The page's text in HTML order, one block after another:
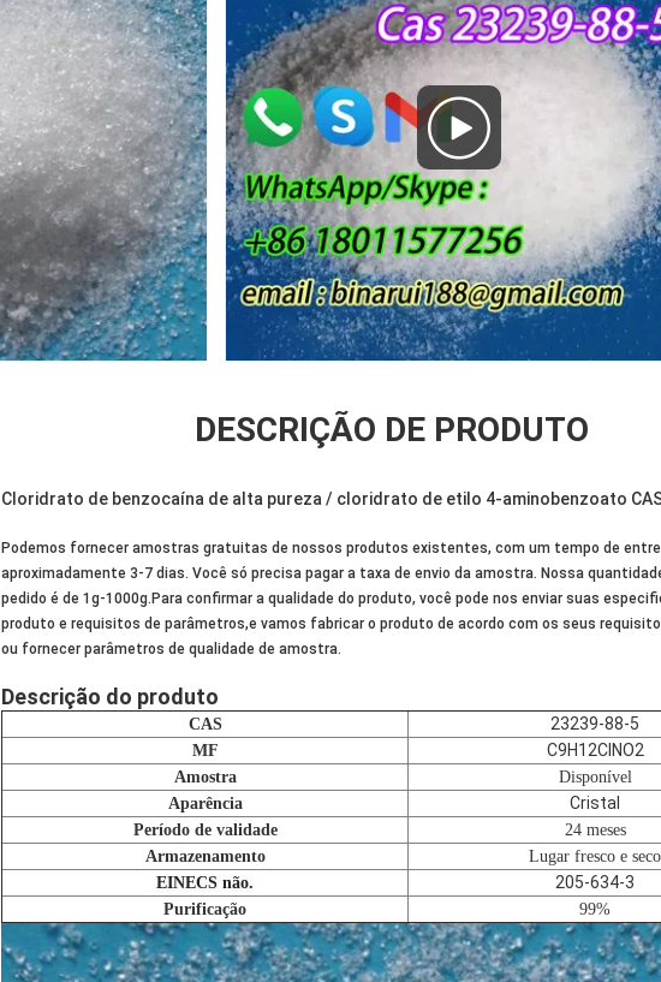
DESCRIÇÃO DE PRODUTO
Cloridrato de benzocaína de alta pureza / cloridrato de etilo 4-aminobenzoato
Podemos fornecer amostras gratuitas de nossos produtos existentes, com um tempo de
aproximadamente 3-7 dias. Você só precisa pagar a taxa de envio da amostra. Nossa
pedido é de 1g-1000g.Para confirmar a qualidade do produto, você pode nos enviar suas
produto e requisitos de parâmetros,e vamos fabricar o produto de acordo com os seus
ou fornecer parâmetros de qualidade de amostra.
Descrição do produto
CAS 23239-88-5
MF C9H12ClNO2
Amostra
Disponível
Aparência
Cristal
Período de validade
24 meses
Armazenamento
Lugar fresco e seco
EINECS não.
205-634-3
Purificação 99%